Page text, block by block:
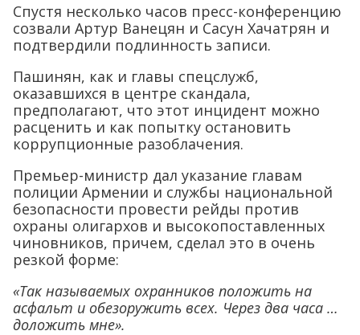
Спустя несколько часов пресс-конференцию
созвали Артур Ванецян и Сасун Хачатрян и
подтвердили подлинность записи.
Пашинян, как и главы спецслужб,
оказавшихся в центре скандала,
предполагают, что этот инцидент можно
расценить и как попытку остановить
коррупционные разоблачения.
Премьер-министр дал указание главам
полиции Армении и службы национальной
безопасности провести рейды против
охраны олигархов и высокопоставленных
чиновников, причем, сделал это в очень
резкой форме:
«Так называемых охранников положить на
асфальт и обезоружить всех. Через два часа …
доложить мне».